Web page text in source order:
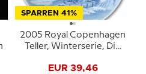
SPARREN 41%
2005 Royal Copenhagen
Teller, Winterserie, Die
einem Ausflug im Wald
EUR 39,46